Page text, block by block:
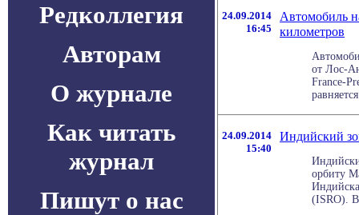
Редколлегия
Авторам
О журнале
Как читать
журнал
Пишут о нас
24.09.2014
16:45
Автомобиль
километров
от Лос-
France-
24.09.2014
15:40
Индийский
орбиту
(ISRO).